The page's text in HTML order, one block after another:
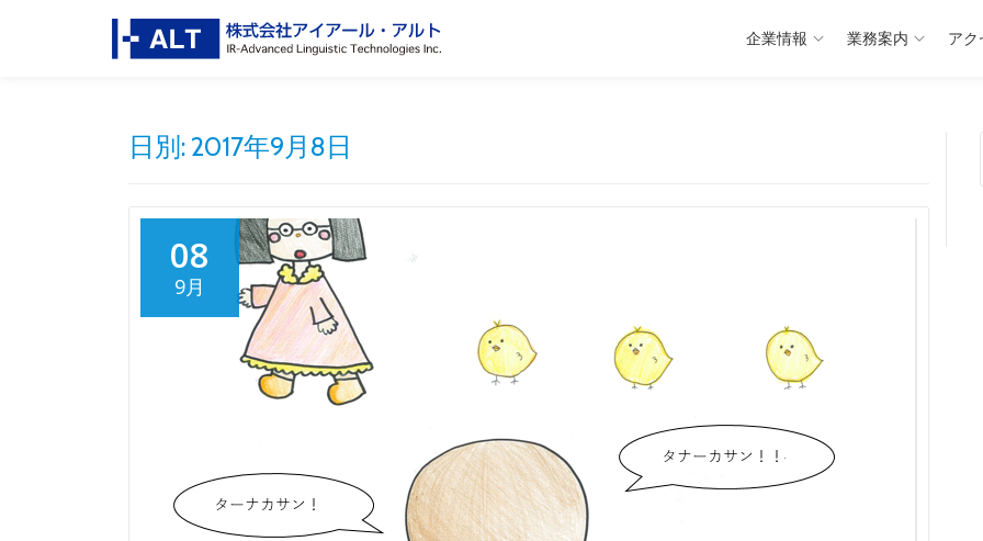
企業情報 業務案内 アク
日別: 2017年9月8日
08
9月